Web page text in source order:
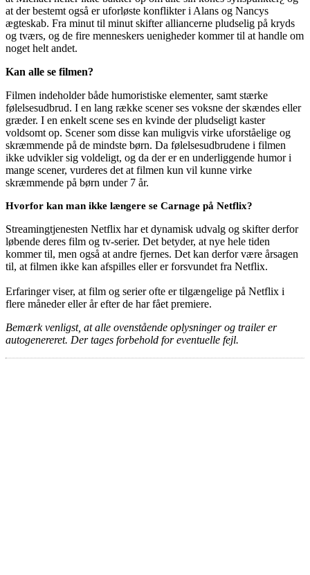
at der bestemt også er uforløste konflikter i Alans og Nancys
ægteskab. Fra minut til minut skifter alliancerne pludselig på kryds
og tværs, og de fire menneskers uenigheder kommer til at handle om
noget helt andet.
Kan alle se filmen?
Filmen indeholder både humoristiske elementer, samt stærke
følelsesudbrud. I en lang række scener ses voksne der skændes eller
græder. I en enkelt scene ses en kvinde der pludseligt kaster
voldsomt op. Scener som disse kan muligvis virke uforståelige og
skræmmende på de mindste børn. Da følelsesudbrudene i filmen
ikke udvikler sig voldeligt, og da der er en underliggende humor i
mange scener, vurderes det at filmen kun vil kunne virke
skræmmende på børn under 7 år.
Hvorfor kan man ikke længere se Carnage på Netflix?
Streamingtjenesten Netflix har et dynamisk udvalg og skifter derfor
løbende deres film og tv-serier. Det betyder, at nye hele tiden
kommer til, men også at andre fjernes. Det kan derfor være årsagen
til, at filmen ikke kan afspilles eller er forsvundet fra Netflix.
Erfaringer viser, at film og serier ofte er tilgængelige på Netflix i
flere måneder eller år efter de har fået premiere.
Bemærk venligst, at alle ovenstående oplysninger og trailer er
autogenereret. Der tages forbehold for eventuelle fejl.